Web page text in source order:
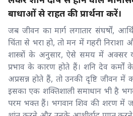
बाधाओं से राहत की प्रार्थना करें।
जब जीवन का मार्ग लगातार संघर्षों,
चिंता से भरा हो, तो मन में गहरी निराशा
शास्त्रों के अनुसार, ऐसे समय में अक्सर
प्रभाव के कारण होते हैं। शनि देव कर्मों
अप्रसन्न होते हैं, तो उनकी दृष्टि जीवन में
इसका एक शक्तिशाली समाधान भी है
परम भक्त हैं। भगवान शिव की शरण में